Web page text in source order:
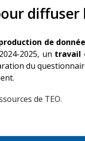
de
2025, un travail
du
de TEO.